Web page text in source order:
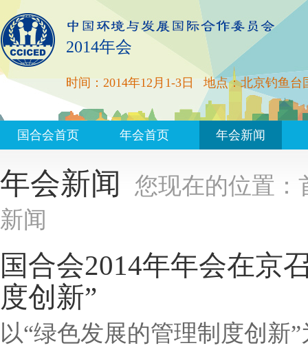
2014年会
时间：2014年12月1-3日 地点：北京钓鱼台
国合会首页 年会首页 年会新闻
年会新闻 您现在的位置：
新闻
国合会2014年年会在京
度创新”
以“绿色发展的管理制度创新